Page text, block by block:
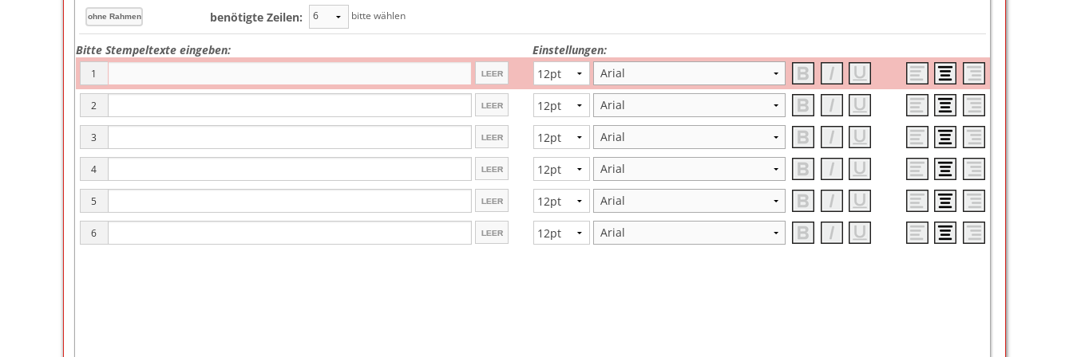
benötigte Zeilen: bitte wählen
Bitte Stempeltexte eingeben:
1
2
3
4
5
6
Einstellungen:
Arial
Arial
Arial
Arial
Arial
Arial